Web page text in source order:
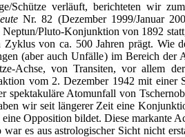
Schütze verläuft, berichteten wir
Nr. 82 (Dezember 1999/Januar
Pluto-Konjunktion von 1892
von ca. 500 Jahren prägt. Wie
(aber auch Unfälle) im Bereich der
Achse, von Transiten, vor allem
vom 2. Dezember 1942 mit
Atomunfall von
wir seit längerer Zeit eine
Opposition bildet. Diese markante
es aus astrologischer Sicht nicht